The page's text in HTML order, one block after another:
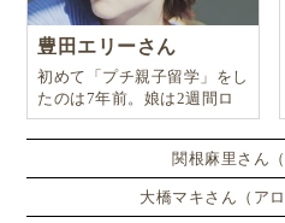
豊田エリーさん
初めて「プチ親子留学」をし
たのは7年前。娘は2週間ロ
ンドンのサマースクールに通
い、英語劇に挑戦したり、
関根麻里さん
大橋マキさん（ア